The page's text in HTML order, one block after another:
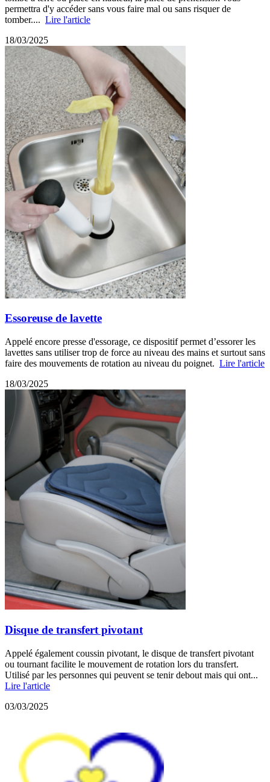
permettra d'y accéder sans vous faire mal ou sans risquer de
tomber.... Lire l'article
18/03/2025
Essoreuse de lavette
Appelé encore presse d'essorage, ce dispositif permet d’essorer les
lavettes sans utiliser trop de force au niveau des mains et surtout sans
faire des mouvements de rotation au niveau du poignet. Lire l'article
18/03/2025
Disque de transfert pivotant
Appelé également coussin pivotant, le disque de transfert pivotant
ou tournant facilite le mouvement de rotation lors du transfert.
Utilisé par les personnes qui peuvent se tenir debout mais qui ont...
Lire l'article
03/03/2025